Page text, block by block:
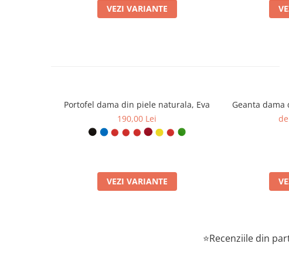
VEZI VARIANTE
Portofel dama din piele naturala, Eva
190,00 Lei
VEZI VARIANTE
Geanta
⭐Recenziile din